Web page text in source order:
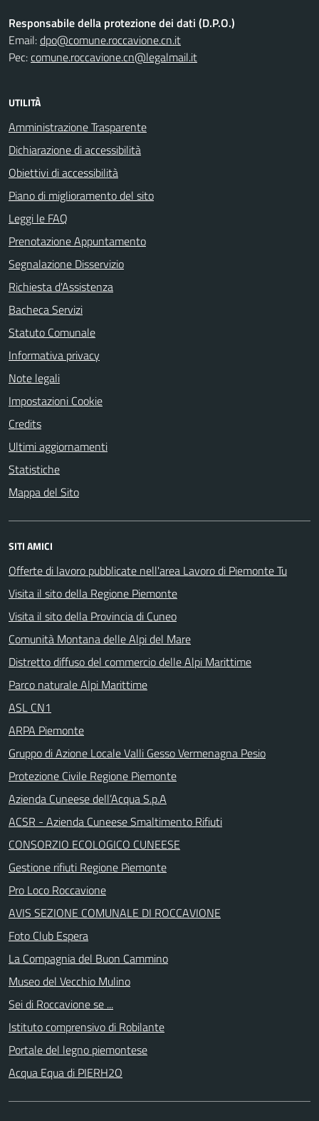
Responsabile della protezione dei dati (D.P.O.)
Email:dpo@comune.roccavione.cn.it
Pec:comune.roccavione.cn@legalmail.it
UTILITÀ
Amministrazione Trasparente
Dichiarazione di accessibilità
Obiettivi di accessibilità
Piano di miglioramento del sito
Leggi le FAQ
Prenotazione Appuntamento
Segnalazione Disservizio
Richiesta d'Assistenza
Bacheca Servizi
Statuto Comunale
Informativa privacy
Note legali
Impostazioni Cookie
Credits
Ultimi aggiornamenti
Statistiche
Mappa del Sito
SITI AMICI
Offerte di lavoro pubblicate nell'area Lavoro di Piemonte Tu
Visita il sito della Regione Piemonte
Visita il sito della Provincia di Cuneo
Comunità Montana delle Alpi del Mare
Distretto diffuso del commercio delle Alpi Marittime
Parco naturale Alpi Marittime
ASL CN1
ARPA Piemonte
Gruppo di Azione Locale Valli Gesso Vermenagna Pesio
Protezione Civile Regione Piemonte
Azienda Cuneese dell’Acqua S.p.A
ACSR - Azienda Cuneese Smaltimento Rifiuti
CONSORZIO ECOLOGICO CUNEESE
Gestione rifiuti Regione Piemonte
Pro Loco Roccavione
AVIS SEZIONE COMUNALE DI ROCCAVIONE
Foto Club Espera
La Compagnia del Buon Cammino
Museo del Vecchio Mulino
Sei di Roccavione se ...
Istituto comprensivo di Robilante
Portale del legno piemontese
Acqua Equa di PIERH2O